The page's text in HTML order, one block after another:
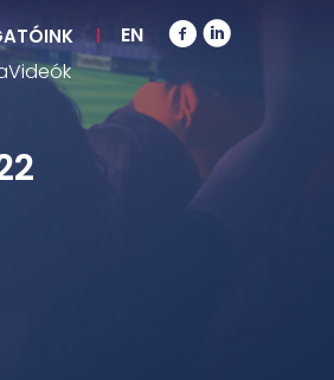
EN
Videók